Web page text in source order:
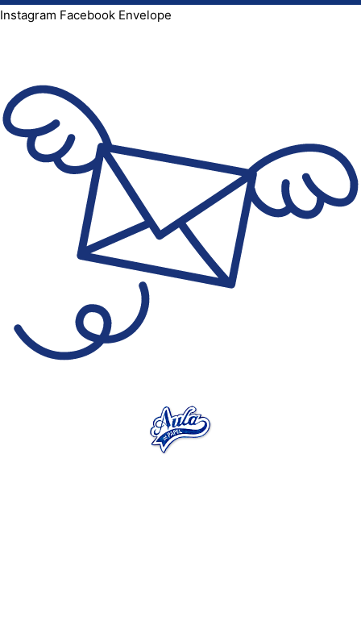
Instagram Facebook Envelope